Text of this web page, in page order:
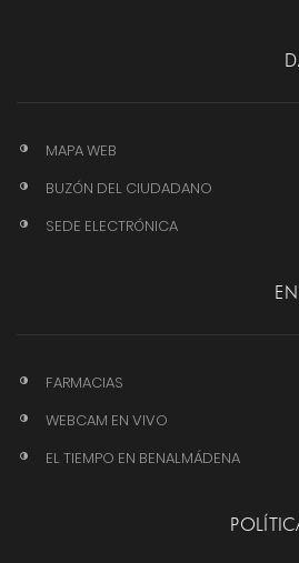
MAPA WEB
BUZÓN DEL CIUDADANO
SEDE ELECTRÓNICA
FARMACIAS
WEBCAM EN VIVO
EL TIEMPO EN BENALMÁDENA